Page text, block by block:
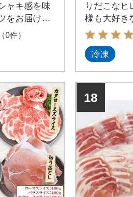
ャキ感を味
をお届けい
0件）
りだこなヒ
様も大好き
です。
冷凍
18